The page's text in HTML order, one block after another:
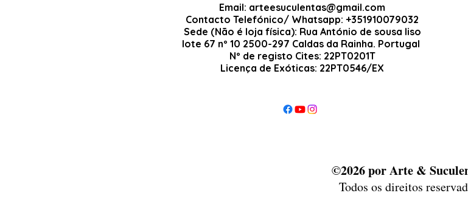
Email: arteesuculentas@gmail.com
Contacto Telefónico/ Whatsapp: +351910079032
Sede (Não é loja física): Rua António de sousa liso
lote 67 nº 10 2500-297 Caldas da Rainha. Portugal
Nº de registo Cites: 22PT0201T
Licença de Exóticas: 22PT0546/EX
©2026 por Arte &
Todos os direitos